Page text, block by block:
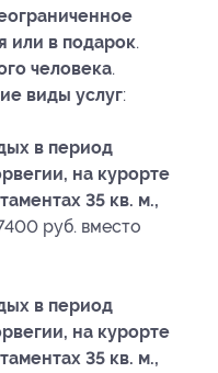
или в подарок.
человека.
виды услуг:
в период
на курорте
35 кв. м.,
руб. вместо
в период
на курорте
35 кв. м.,